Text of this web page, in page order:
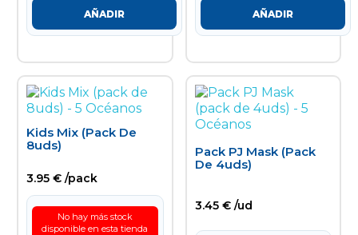
AÑADIR AÑADIR
Kids Mix (pack De
8uds)
3.95 € /pack
No hay más stock
disponible en esta tienda
Pack PJ Mask (pack
De 4uds)
3.45 € /ud